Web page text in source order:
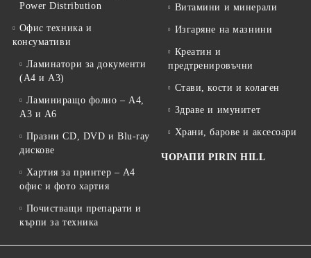
Power Distribution
Офис техника и
консумативи
Ламинатори за документи
(A4 и A3)
Ламиниращо фолио – A4,
A3 и A6
Празни CD, DVD и Blu-ray
дискове
Хартия за принтер – A4
офис и фото хартия
Почистващи препарати и
кърпи за техника
Витамини и минерали
Изгаряне на мазнини
Креатин и
предтренировъчни
Стави, кости и колаген
Здраве и имунитет
Храни, барове и аксесоари
ЧОРАПИ PIRIN HILL